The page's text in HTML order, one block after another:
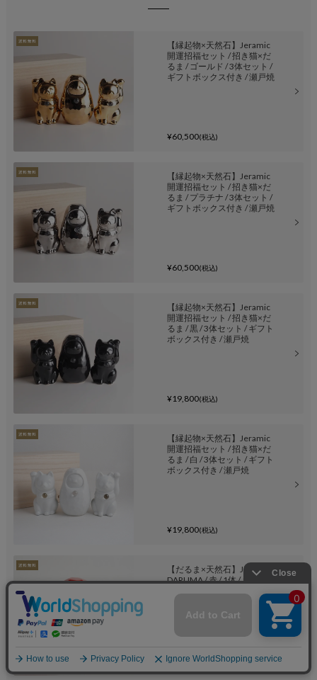
【縁起物×天然石】Jeramic
開運招福セット / 招き猫×だ
るま / ゴールド / 3体セット /
ギフトボックス付き / 瀬戸焼
¥60,500(税込)
【縁起物×天然石】Jeramic
開運招福セット / 招き猫×だ
るま / プラチナ / 3体セット /
ギフトボックス付き / 瀬戸焼
¥60,500(税込)
【縁起物×天然石】Jeramic
開運招福セット / 招き猫×だ
るま / 黒 / 3体セット / ギフト
ボックス付き / 瀬戸焼
¥19,800(税込)
【縁起物×天然石】Jeramic
開運招福セット / 招き猫×だ
るま / 白 / 3体セット / ギフト
ボックス付き / 瀬戸焼
¥19,800(税込)
【だるま×天然石】Jeramic
DARUMA / 赤 / 1体 / ギフトボ
¥8,800(税込)